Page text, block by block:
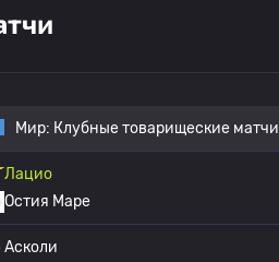
Мир: Клубные товарищеские матчи
Лацио
Остия Маре
Асколи